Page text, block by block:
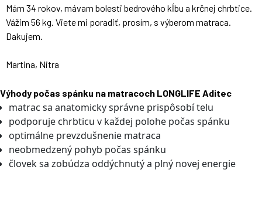
Mám 34 rokov, mávam bolesti bedrového kĺbu a krčnej chrbtice.
Vážim 56 kg. Viete mi poradiť, prosím, s výberom matraca.
Dakujem.
Martina, Nitra
Výhody počas spánku na matracoch LONGLIFE Aditec
matrac sa anatomicky správne prispôsobí telu
podporuje chrbticu v každej polohe počas spánku
optimálne prevzdušnenie matraca
neobmedzený pohyb počas spánku
človek sa zobúdza oddýchnutý a plný novej energie